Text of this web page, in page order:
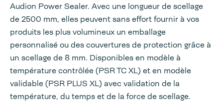
Audion Power Sealer. Avec une longueur de scellage
de 2500 mm, elles peuvent sans effort fournir à vos
produits les plus volumineux un emballage
personnalisé ou des couvertures de protection grâce à
un scellage de 8 mm. Disponibles en modèle à
température contrôlée (PSR TC XL) et en modèle
validable (PSR PLUS XL) avec validation de la
température, du temps et de la force de scellage.